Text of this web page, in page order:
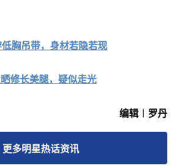
胸吊带，身材若隐若现
修长美腿，疑似走光
编辑︱罗丹
更多明星热话资讯